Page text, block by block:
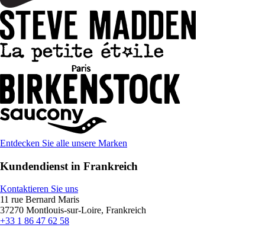
Entdecken Sie alle unsere Marken
Kundendienst in Frankreich
Kontaktieren Sie uns
11 rue Bernard Maris
37270 Montlouis-sur-Loire, Frankreich
+33 1 86 47 62 58